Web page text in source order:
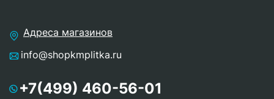
Адреса магазинов
info@shopkmplitka.ru
+7(499) 460-56-01